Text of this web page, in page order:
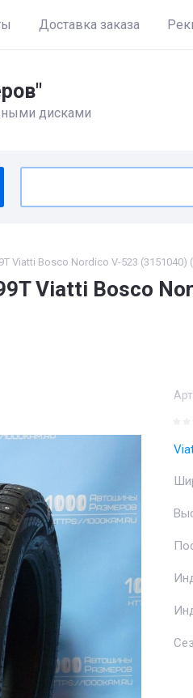
Доставка заказа
дисками
Viatti Bosco Nordico V-523 (3151040)
Viatti Bosco